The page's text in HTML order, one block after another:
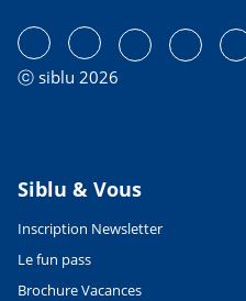
ⓒ siblu 2026
Siblu & Vous
Inscription Newsletter
Le fun pass
Brochure Vacances